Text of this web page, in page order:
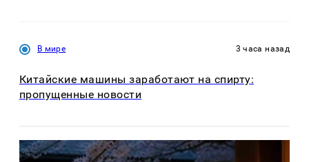
В мире 3 часа назад
Китайские машины заработают на спирту:
пропущенные новости